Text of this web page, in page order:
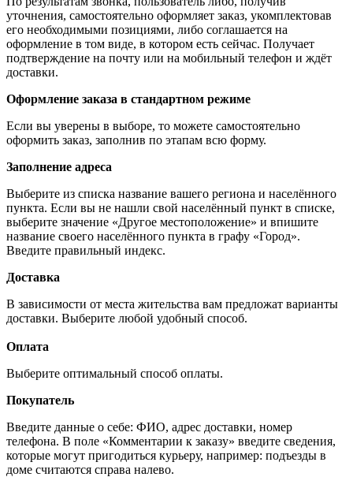
уточнения, самостоятельно оформляет заказ, укомплектовав
его необходимыми позициями, либо соглашается на
оформление в том виде, в котором есть сейчас. Получает
подтверждение на почту или на мобильный телефон и ждёт
доставки.
Оформление заказа в стандартном режиме
Если вы уверены в выборе, то можете самостоятельно
оформить заказ, заполнив по этапам всю форму.
Заполнение адреса
Выберите из списка название вашего региона и населённого
пункта. Если вы не нашли свой населённый пункт в списке,
выберите значение «Другое местоположение» и впишите
название своего населённого пункта в графу «Город».
Введите правильный индекс.
Доставка
В зависимости от места жительства вам предложат варианты
доставки. Выберите любой удобный способ.
Оплата
Выберите оптимальный способ оплаты.
Покупатель
Введите данные о себе: ФИО, адрес доставки, номер
телефона. В поле «Комментарии к заказу» введите сведения,
которые могут пригодиться курьеру, например: подъезды в
доме считаются справа налево.